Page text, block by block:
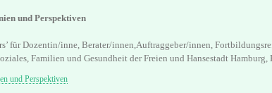
und Perspektiven
für Dozentin/inne, Berater/innen,Auftraggeber/innen,
Familien und Gesundheit der Freien und Hansestadt Hamburg,
und Perspektiven